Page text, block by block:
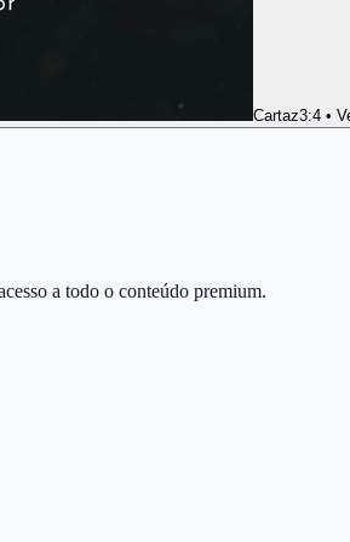
Cartaz3:4 •
a todo o conteúdo premium.